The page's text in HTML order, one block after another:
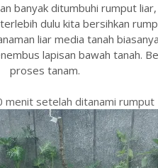
banyak ditumbuhi rumput
dulu kita bersihkan
liar media tanah
lapisan bawah tanah.
proses tanam.
menit setelah ditanami rumput